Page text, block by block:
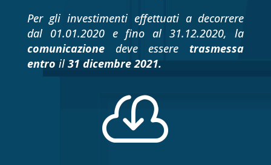
Per gli investimenti effettuati a decorrere
dal 01.01.2020 e fino al 31.12.2020, la
comunicazionedeve essere trasmessa
entro il31 dicembre 2021.
